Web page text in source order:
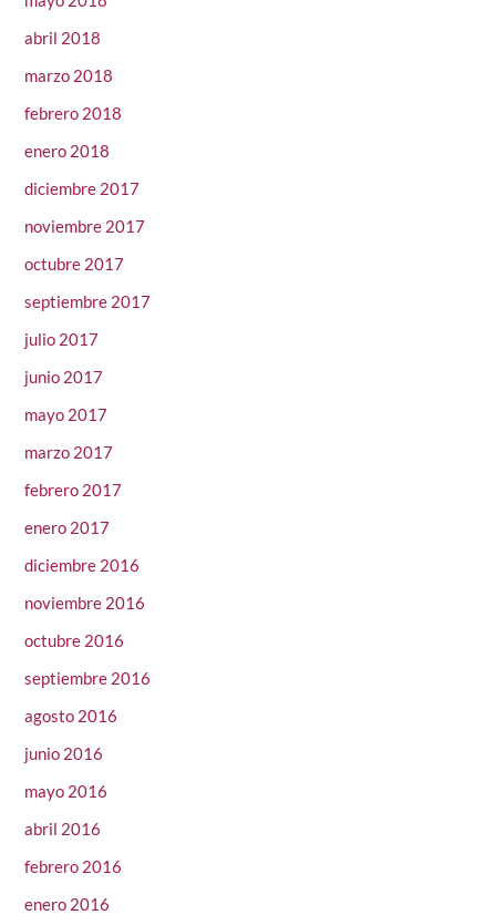
abril 2018
marzo 2018
febrero 2018
enero 2018
diciembre 2017
noviembre 2017
octubre 2017
septiembre 2017
julio 2017
junio 2017
mayo 2017
marzo 2017
febrero 2017
enero 2017
diciembre 2016
noviembre 2016
octubre 2016
septiembre 2016
agosto 2016
junio 2016
mayo 2016
abril 2016
febrero 2016
enero 2016